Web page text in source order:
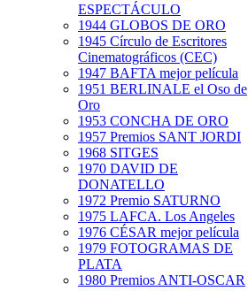
ESPECTÁCULO
1944 GLOBOS DE ORO
1945 Círculo de Escritores
Cinematográficos (CEC)
1947 BAFTA mejor película
1951 BERLINALE el Oso de
Oro
1953 CONCHA DE ORO
1957 Premios SANT JORDI
1968 SITGES
1970 DAVID DE
DONATELLO
1972 Premio SATURNO
1975 LAFCA. Los Angeles
1976 CÉSAR mejor película
1979 FOTOGRAMAS DE
PLATA
1980 Premios ANTI-OSCAR